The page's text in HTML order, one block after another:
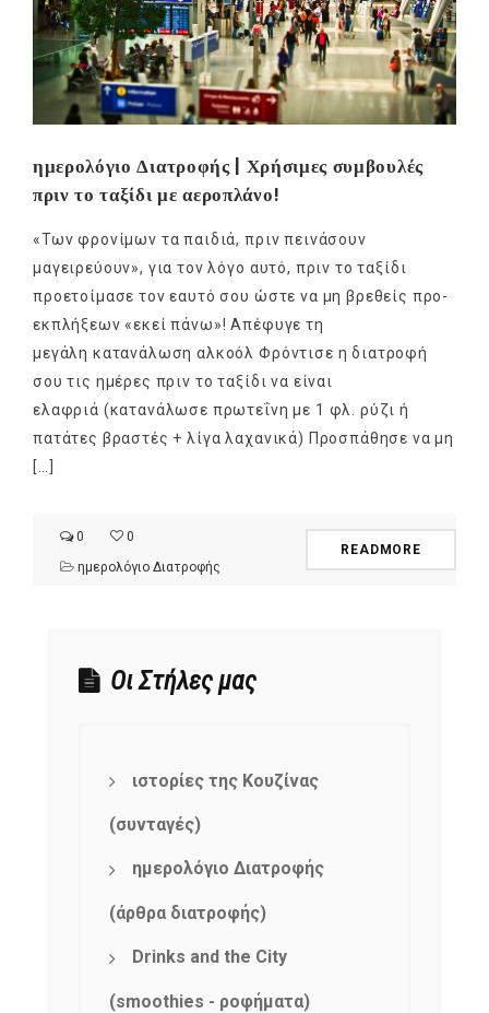
ημερολόγιο Διατροφής | Χρήσιμες συμβουλές
πριν το ταξίδι με αεροπλάνο!
«Των φρονίμων τα παιδιά, πριν πεινάσουν
μαγειρεύουν», για τον λόγο αυτό, πριν το ταξίδι
προετοίμασε τον εαυτό σου ώστε να μη βρεθείς προ-
εκπλήξεων «εκεί πάνω»! Απέφυγε τη
μεγάλη κατανάλωση αλκοόλ Φρόντισε η διατροφή
σου τις ημέρες πριν το ταξίδι να είναι
ελαφριά (κατανάλωσε πρωτεΐνη με 1 φλ. ρύζι ή
πατάτες βραστές + λίγα λαχανικά) Προσπάθησε να μη
[…]
0
0
ημερολόγιο Διατροφής
READMORE
Οι Στήλες μας
ιστορίες της Κουζίνας
(συνταγές)
ημερολόγιο Διατροφής
(άρθρα διατροφής)
Drinks and the City
(smoothies - ροφήματα)